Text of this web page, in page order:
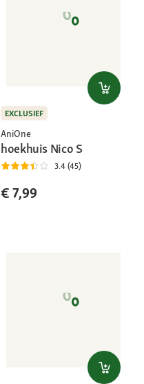
EXCLUSIEF
AniOne
hoekhuis Nico S
3.4 (45)
€ 7,99